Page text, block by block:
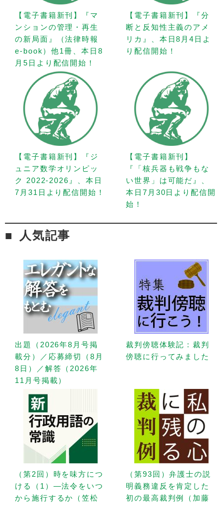
【電子書籍新刊】『マ
ンションの管理・再生
の新局面』（法律時報
e-book）他1冊、本日8
月5日より配信開始！
【電子書籍新刊】『分
断と反知性主義のアメ
リカ』、本日8月4日よ
り配信開始！
【電子書籍新刊】『ジ
ュニア数学オリンピッ
ク 2022-2026』、本日
7月31日より配信開始！
【電子書籍新刊】
『「核兵器も戦争もな
い世界」は可能だ』、
本日7月30日より配信開
始！
人気記事
出題（2026年8月号掲
載分）／応募締切（8月
8日）／解答（2026年
11月号掲載）
裁判傍聴体験記：裁判
傍聴に行ってみました
（第2回）時を味方につ
ける（1）—法令をいつ
から施行するか（笠松
（第93回）弁護士の説
明義務違反を肯定した
初の最高裁判例（加藤